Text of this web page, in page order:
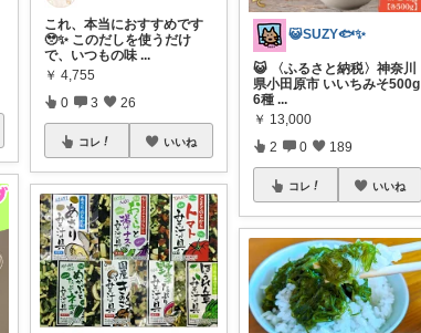
これ、本当におすすめです
🥹✨ このだしを使うだけ
で、いつもの味 ...
￥ 4,755
0 3 26
コレ いいね
😺SUZY🐟✨
😺 〈ふるさと納税〉神奈川
県小田原市 いいちみそ500g
6種 ...
￥ 13,000
2 0 189
コレ いいね